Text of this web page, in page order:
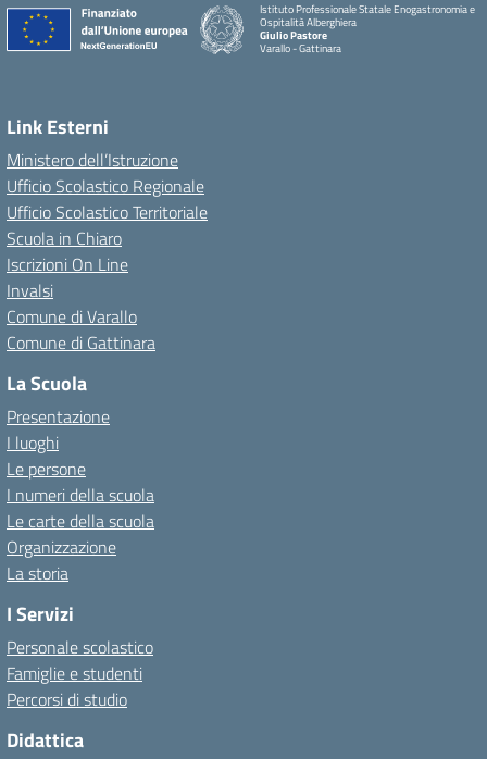
Istituto Professionale Statale Enogastronomia e
Ospitalità Alberghiera
Giulio Pastore
Varallo - Gattinara
Link Esterni
Ministero dell’Istruzione
Ufficio Scolastico Regionale
Ufficio Scolastico Territoriale
Scuola in Chiaro
Iscrizioni On Line
Invalsi
Comune di Varallo
Comune di Gattinara
La Scuola
Presentazione
I luoghi
Le persone
I numeri della scuola
Le carte della scuola
Organizzazione
La storia
I Servizi
Personale scolastico
Famiglie e studenti
Percorsi di studio
Didattica